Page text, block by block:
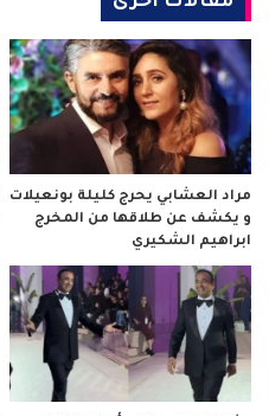
مراد العشابي يحرج كليلة بونعيلات
و يكشف عن طلاقها من المخرج
ابراهيم الشكيري